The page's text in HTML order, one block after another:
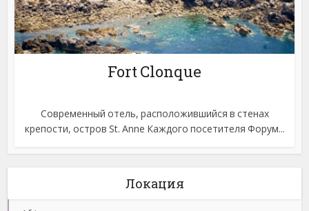
Fort Clonque
Современный отель, расположившийся в стенах
крепости, остров St. Anne Каждого посетителя Форум...
Локация